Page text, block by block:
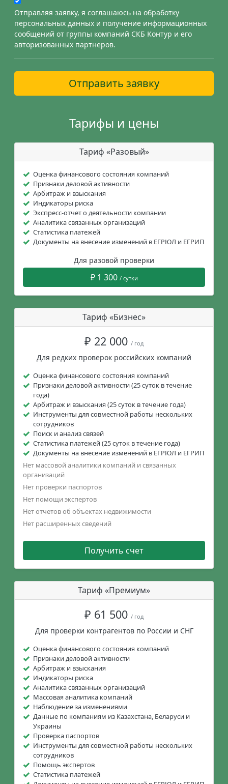
Отправляя заявку, я соглашаюсь на обработку
персональных данных и получение информационных
сообщений от группы компаний СКБ Контур и его
авторизованных партнеров.
Отправить заявку
Тарифы и цены
Тариф «Разовый»
Оценка финансового состояния компаний
Признаки деловой активности
Арбитраж и взыскания
Индикаторы риска
Экспресс-отчет о деятельности компании
Аналитика связанных организаций
Статистика платежей
Документы на внесение изменений в ЕГРЮЛ и ЕГРИП
Для разовой проверки
₽ 1 300 / сутки
Тариф «Бизнес»
₽ 22 000 / год
Для редких проверок российских компаний
Оценка финансового состояния компаний
Признаки деловой активности (25 суток в течение
года)
Арбитраж и взыскания (25 суток в течение года)
Инструменты для совместной работы нескольких
сотрудников
Поиск и анализ связей
Статистика платежей (25 суток в течение года)
Документы на внесение изменений в ЕГРЮЛ и ЕГРИП
Нет массовой аналитики компаний и связанных
организаций
Нет проверки паспортов
Нет помощи экспертов
Нет отчетов об объектах недвижимости
Нет расширенных сведений
Получить счет
Тариф «Премиум»
₽ 61 500 / год
Для проверки контрагентов по России и СНГ
Оценка финансового состояния компаний
Признаки деловой активности
Арбитраж и взыскания
Индикаторы риска
Аналитика связанных организаций
Массовая аналитика компаний
Наблюдение за изменениями
Данные по компаниям из Казахстана, Беларуси и
Украины
Проверка паспортов
Инструменты для совместной работы нескольких
сотрудников
Помощь экспертов
Статистика платежей